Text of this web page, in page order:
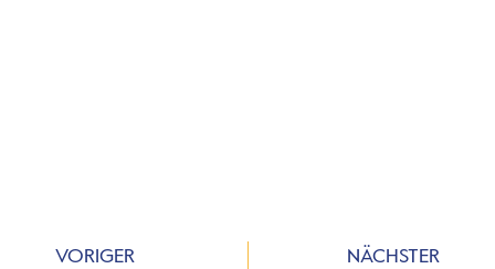
VORIGER NÄCHSTER